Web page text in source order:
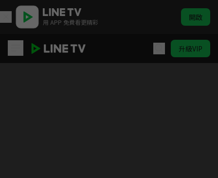
用 APP 免費看更精彩 開啟
升級VIP